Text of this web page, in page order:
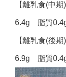
【離乳食(中
6.4g 脂質
【離乳食(後
6.9g 脂質